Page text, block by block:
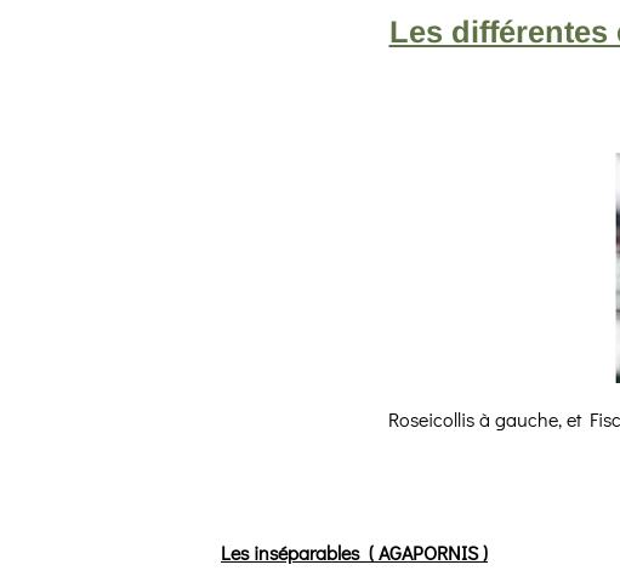
Les différentes
Roseicollis à gauche, et
Les inséparables ( AGAPORNIS )